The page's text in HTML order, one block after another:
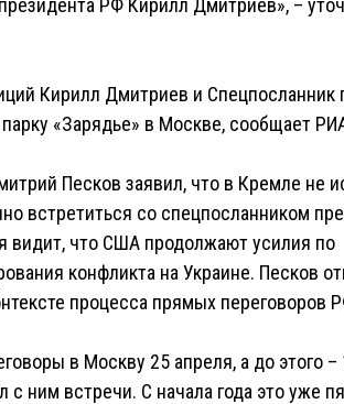
РФ Кирилл Дмитриев», –
Кирилл Дмитриев и Спецпосланник
«Зарядье» в Москве, сообщает
Песков заявил, что в Кремле не
встретиться со спецпосланником
видит, что США продолжают усилия по
конфликта на Украине. Песков
процесса прямых переговоров
в Москву 25 апреля, а до этого –
с ним встречи. С начала года это уже